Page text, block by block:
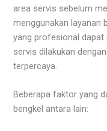
area servis sebelum
menggunakan layanan
yang profesional
servis dilakukan
terpercaya.
Beberapa faktor yang
bengkel antara lain: